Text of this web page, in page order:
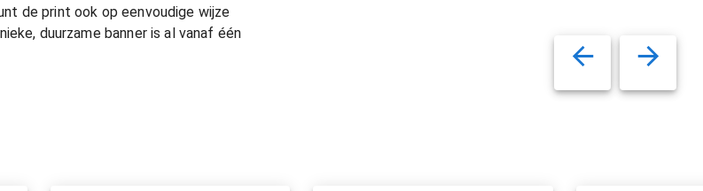
de print ook op eenvoudige wijze
duurzame banner is al vanaf één